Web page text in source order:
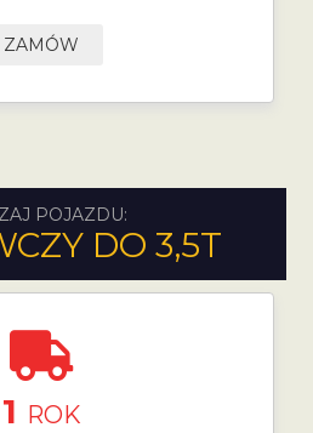
ZAMÓW
POJAZDU:
DO 3,5T
1 ROK